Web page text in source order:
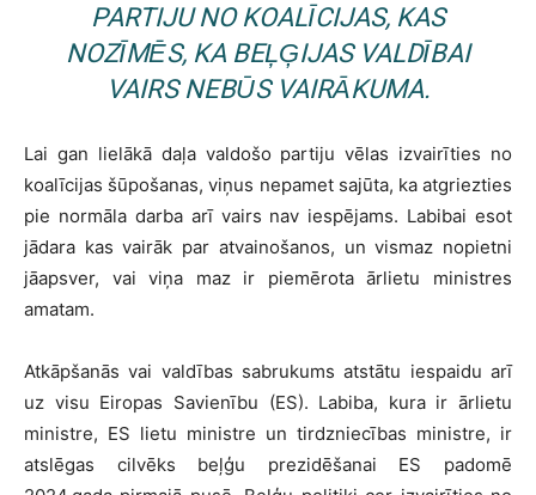
PARTIJU NO KOALĪCIJAS, KAS
NOZĪMĒS, KA BEĻĢIJAS VALDĪBAI
VAIRS NEBŪS VAIRĀKUMA.
Lai gan lielākā daļa valdošo partiju vēlas izvairīties no
koalīcijas šūpošanas, viņus nepamet sajūta, ka atgriezties
pie normāla darba arī vairs nav iespējams. Labibai esot
jādara kas vairāk par atvainošanos, un vismaz nopietni
jāapsver, vai viņa maz ir piemērota ārlietu ministres
amatam.
Atkāpšanās vai valdības sabrukums atstātu iespaidu arī
uz visu Eiropas Savienību (ES). Labiba, kura ir ārlietu
ministre, ES lietu ministre un tirdzniecības ministre, ir
atslēgas cilvēks beļģu prezidēšanai ES padomē